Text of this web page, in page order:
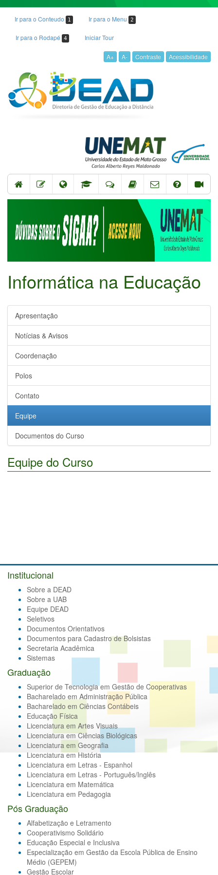
Ir para o Conteudo 1 Ir para o Menu 2
Ir para o Rodapé 4 Iniciar Tour
A+ A- Contraste Acessibilidade
Informática na Educação
Apresentação
Notícias & Avisos
Coordenação
Polos
Contato
Equipe
Documentos do Curso
Equipe do Curso
Institucional
Sobre a DEAD
Sobre a UAB
Equipe DEAD
Seletivos
Documentos Orientativos
Documentos para Cadastro de Bolsistas
Secretaria Acadêmica
Sistemas
Graduação
Superior de Tecnologia em Gestão de Cooperativas
Bacharelado em Administração Pública
Bacharelado em Ciências Contábeis
Educação Física
Licenciatura em Artes Visuais
Licenciatura em Ciências Biológicas
Licenciatura em Geografia
Licenciatura em História
Licenciatura em Letras - Espanhol
Licenciatura em Letras - Português/Inglês
Licenciatura em Matemática
Licenciatura em Pedagogia
Pós Graduação
Alfabetização e Letramento
Cooperativismo Solidário
Educação Especial e Inclusiva
Especialização em Gestão da Escola Pública de Ensino
Médio (GEPEM)
Gestão Escolar